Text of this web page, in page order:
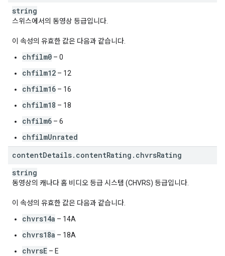
string
스위스에서의 동영상 등급입니다.
이 속성의 유효한 값은 다음과 같습니다.
chfilm0 – 0
chfilm12 – 12
chfilm16 – 16
chfilm18 – 18
chfilm6 – 6
chfilmUnrated
contentDetails. contentRating . chvrsRating
string
동영상의 캐나다 홈 비디오 등급 시스템 (CHVRS) 등급입니다.
이 속성의 유효한 값은 다음과 같습니다.
chvrs14a – 14A
chvrs18a – 18A
chvrsE – E